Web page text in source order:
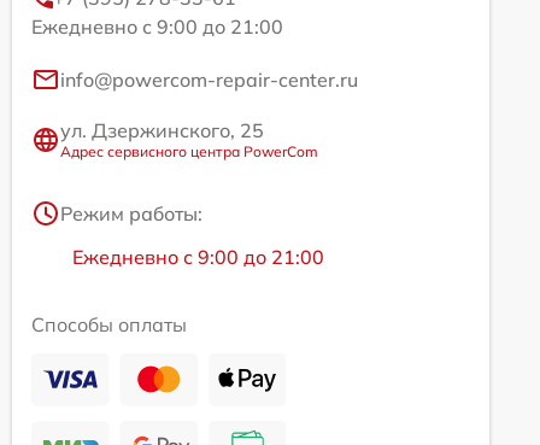
Ежедневно с 9:00 до 21:00
info@powercom-repair-center.ru
ул. Дзержинского, 25
Адрес сервисного центра PowerCom
Режим работы:
Ежедневно с 9:00 до 21:00
Способы оплаты